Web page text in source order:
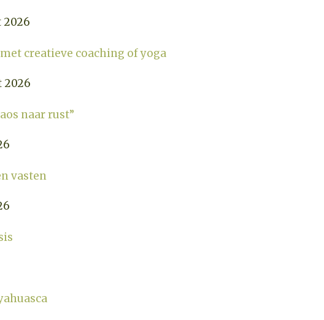
2026
creatieve coaching of yoga
2026
naar rust”
vasten